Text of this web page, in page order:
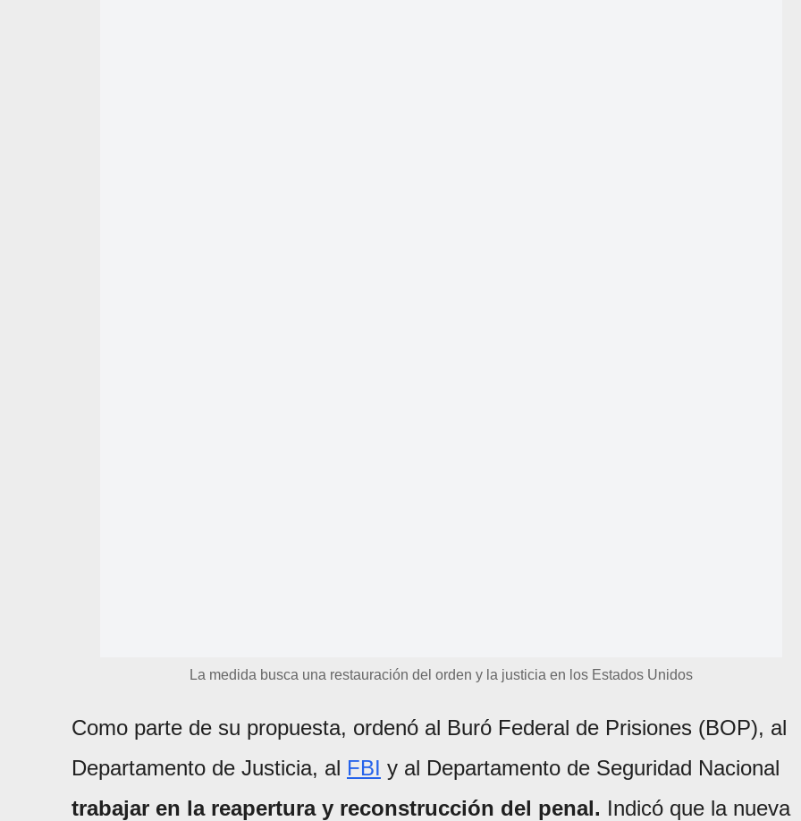
La medida busca una restauración del orden y la justicia en los Estados Unidos
Como parte de su propuesta, ordenó al Buró Federal de Prisiones (BOP), al
Departamento de Justicia, al FBI y al Departamento de Seguridad Nacional
trabajar en la reapertura y reconstrucción del penal. Indicó que la nueva